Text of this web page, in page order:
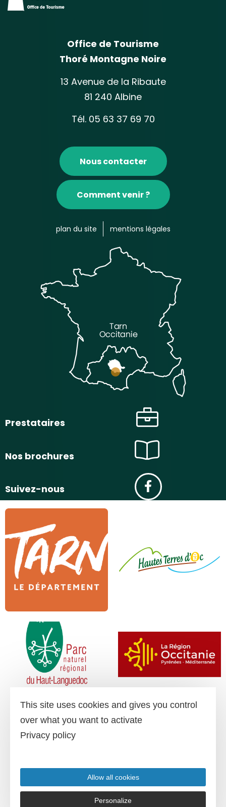
Office de Tourisme
Thoré Montagne Noire
13 Avenue de la Ribaute
81 240 Albine
Tél. 05 63 37 69 70
Nous contacter
Comment venir ?
plan du site mentions légales
Prestataires
Nos brochures
Suivez-nous
This site uses cookies and gives you control
over what you want to activate
Privacy policy
Allow all cookies
Personalize